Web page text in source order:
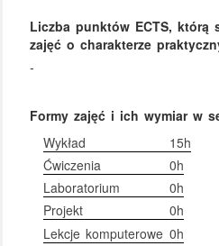
Liczba punktów ECTS, którą
zajęć o charakterze
-
Formy zajęć i ich wymiar w
Wykład
15h
Ćwiczenia
0h
Laboratorium
0h
Projekt
0h
Lekcje komputerowe 0h